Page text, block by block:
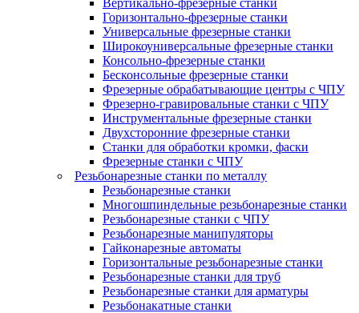
Горизонтально-фрезерные станки
Универсальные фрезерные станки
Широкоуниверсальные фрезерные станки
Консольно-фрезерные станки
Бесконсольные фрезерные станки
Фрезерные обрабатывающие центры с ЧПУ
Фрезерно-гравировальные станки с ЧПУ
Инструментальные фрезерные станки
Двухсторонние фрезерные станки
Станки для обработки кромки, фаски
Фрезерные станки с ЧПУ
Резьбонарезные станки по металлу
Резьбонарезные станки
Многошпиндельные резьбонарезные станки
Резьбонарезные станки с ЧПУ
Резьбонарезные манипуляторы
Гайконарезные автоматы
Горизонтальные резьбонарезные станки
Резьбонарезные станки для труб
Резьбонарезные станки для арматуры
Резьбонакатные станки